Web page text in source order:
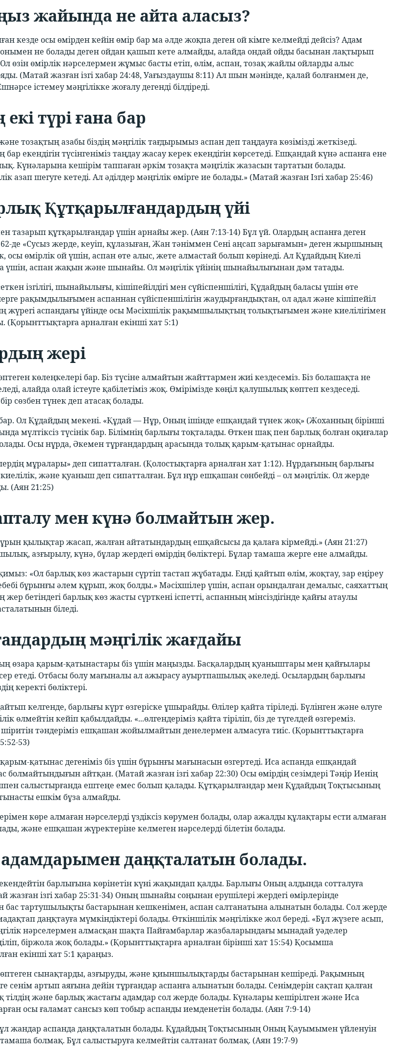
жайында не айта аласыз?
кезде осы өмірден кейін өмір бар ма әлде жоқпа деген ой кімге келмейді дейсіз? Адам
онымен не болады деген ойдан қашып кете алмайды, алайда ондай ойды басынан лақтырып
Ол өзін өмірлік нәрселермен жұмыс басты етіп, өлім, аспан, тозақ жайлы ойларды алыс
(Матай жазған ізгі хабар 24:48, Уағыздаушы 8:11) Ал шын мәнінде, қалай болғанмен де,
істемеу мәңгілікке жоғалу дегенді білдіреді.
түрі ғана бар
тозақтың азабы біздің мәңгілік тағдырымыз аспан деп таңдауға көзімізді жеткізеді.
екендігін түсінгеніміз таңдау жасау керек екендігін көрсетеді. Ешқандай күнә аспанға ене
Күнәларына кешірім таппаған әркім тозақта мәңгілік жазасын тартатын болады.
азап шегуге кетеді. Ал әділдер мәңгілік өмірге ие болады.» (Матай жазған Ізгі хабар 25:46)
Құтқарылғандардың үйі
тазарып құтқарылғандар үшін арнайы жер. (Аян 7:13-14) Бұл үй. Олардың аспанға деген
де «Сусыз жерде, кеуіп, құлазыған, Жан тәніммен Сені аңсап зарығамын» деген жыршының
осы өмірлік ой үшін, аспан өте алыс, жете алмастай болып көрінеді. Ал Құдайдың Киелі
үшін, аспан жақын және шынайы. Ол мәңгілік үйінің шынайылығынан дәм татады.
ізгілігі, шынайылығы, кішіпейілдігі мен сүйіспеншілігі, Құдайдың баласы үшін өте
рақымдылығымен аспаннан сүйіспеншілігін жаудырғандықтан, ол адал және кішіпейіл
жүрегі аспандағы үйінде осы Мәсіхшілік рақымшылықтың толықтығымен және киелілігімен
(Қорынттықтарға арналған екінші хат 5:1)
жері
көлеңкелері бар. Біз түсіне алмайтын жайттармен жиі кездесеміз. Біз болашақта не
алайда олай істеуге қабілетіміз жоқ. Өмірімізде көңіл қалушылық көптеп кездеседі.
сөзбен түнек деп атасақ болады.
Ол Құдайдың мекені. «Құдай — Нұр, Оның ішінде ешқандай түнек жоқ» (Жоханның бірінші
мүлтіксіз түсінік бар. Білімнің барлығы тоқталады. Өткен шақ пен барлық болған оқиғалар
Осы нұрда, Әкемен тұрғандардың арасында толық қарым-қатынас орнайды.
мұралары» деп сипатталған. (Қолостықтарға арналған хат 1:12). Нұрдағының барлығы
киелілік, және қуаныш деп сипатталған. Бұл нұр ешқашан сөнбейді – ол мәңгілік. Ол жерде
(Аян 21:25)
мен күнә болмайтын жер.
қылықтар жасап, жалған айтатындардың ешқайсысы да қалаға кірмейді.» (Аян 21:27)
азғырылу, күнә, бұлар жердегі өмірдің бөліктері. Бұлар тамаша жерге ене алмайды.
«Ол барлық көз жастарын сүртіп тастап жұбатады. Енді қайтып өлім, жоқтау, зар еңіреу
бұрынғы әлем құрып, жоқ болды.» Мәсіхшілер үшін, аспан орындалған демалыс, саяхаттың
бетіндегі барлық көз жасты сүрткені іспетті, аспанның мінсіздігінде қайғы атаулы
біледі.
мәңгілік жағдайы
өзара қарым-қатынастары біз үшін маңызды. Басқалардың қуаныштары мен қайғылары
әсер етеді. Отбасы болу мағыналы ал ажырасу ауыртпашылық әкеледі. Осылардың барлығы
керекті бөліктері.
келгенде, барлығы күрт өзгеріске ұшырайды. Өлілер қайта тіріледі. Бүлінген және өлуге
өлмейтін кейіп қабылдайды. «...өлгендеріміз қайта тіріліп, біз де түгелдей өзгереміз.
шіритін тәндеріміз ешқашан жойылмайтын денелермен алмасуға тиіс. (Қорынттықтарға
53)
қатынас дегеніміз біз үшін бұрынғы мағынасын өзгертеді. Иса аспанда ешқандай
болмайтындығын айтқан. (Матай жазған ізгі хабар 22:30) Осы өмірдің сезімдері Тәңір Иенің
салыстырғанда ештеңе емес болып қалады. Құтқарылғандар мен Құдайдың Тоқтысының
ешкім бұза алмайды.
көре алмаған нәрселерді үздіксіз көрумен болады, олар ажалды құлақтары ести алмаған
және ешқашан жүректеріне келмеген нәрселерді білетін болады.
адамдарымен даңқталатын болады.
барлығына көрінетін күні жақындап қалды. Барлығы Оның алдында сотталуға
жазған ізгі хабар 25:31-34) Оның шынайы соңынан ерушілері жердегі өмірлерінде
тартушылықты бастарынан кешкенімен, аспан салтанатына алынатын болады. Сол жерде
даңқтауға мүмкіндіктері болады. Өткіншілік мәңгілікке жол береді. «Бұл жүзеге асып,
нәрселермен алмасқан шақта Пайғамбарлар жазбаларындағы мынадай уәделер
біржола жоқ болады.» (Қорынттықтарға арналған бірінші хат 15:54) Қосымша
екінші хат 5:1 қараңыз.
сынақтарды, азғыруды, және қиыншылықтарды бастарынан кешіреді. Рақымның
сенім артып аяғына дейін тұрғандар аспанға алынатын болады. Сенімдерін сақтап қалған
тілдің және барлық жастағы адамдар сол жерде болады. Күнәлары кешірілген және Иса
осы ғаламат сансыз көп тобыр аспанды иемденетін болады. (Аян 7:9-14)
жандар аспанда даңқталатын болады. Құдайдың Тоқтысының Оның Қауымымен үйленуін
болмақ. Бұл салыстыруға келмейтін салтанат болмақ. (Аян 19:7-9)